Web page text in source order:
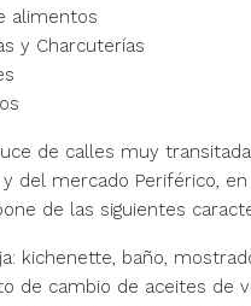
alimentos
y Charcuterías
de calles muy
del mercado Periférico,
de las siguientes
kichenette, baño,
de cambio de aceites de